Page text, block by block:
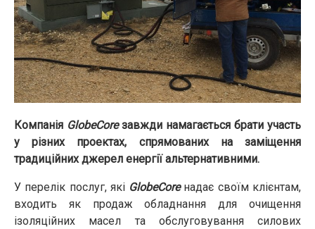
Компанія GlobeCoreзавжди намагається брати участь
у різних проектах, спрямованих на заміщення
традиційних джерел енергії альтернативними.
У перелік послуг, які GlobeCoreнадає своїм клієнтам,
входить як продаж обладнання для очищення
ізоляційних масел та обслуговування силових